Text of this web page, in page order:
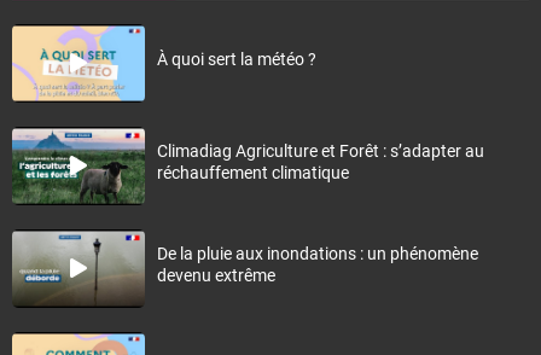
À quoi sert la météo ?
Climadiag Agriculture et Forêt : s’adapter au
réchauffement climatique
De la pluie aux inondations : un phénomène
devenu extrême